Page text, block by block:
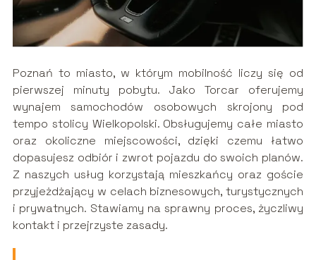
Poznań to miasto, w którym mobilność liczy się od
pierwszej minuty pobytu. Jako Torcar oferujemy
wynajem samochodów osobowych skrojony pod
tempo stolicy Wielkopolski. Obsługujemy całe miasto
oraz okoliczne miejscowości, dzięki czemu łatwo
dopasujesz odbiór i zwrot pojazdu do swoich planów.
Z naszych usług korzystają mieszkańcy oraz goście
przyjeżdżający w celach biznesowych, turystycznych
i prywatnych. Stawiamy na sprawny proces, życzliwy
kontakt i przejrzyste zasady.